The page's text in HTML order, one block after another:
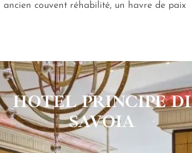
ancien couvent réhabilité, un havre de paix
HOTEL PRINCIPE DI
SAVOIA